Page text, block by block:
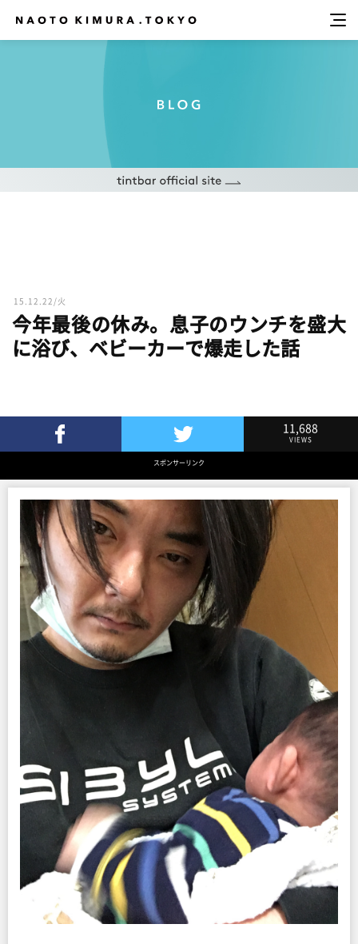
15.12.22/火
今年最後の休み。息子のウンチを盛大
に浴び、ベビーカーで爆走した話
Twitterでツイート
11,688
VIEWS
スポンサーリンク